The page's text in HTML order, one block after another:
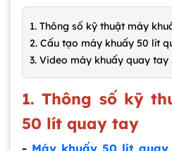
1. Thông số kỹ thuật máy
2. Cấu tạo máy khuấy 50 lít
3. Video máy khuấy quay tay
1. Thông số kỹ
50 lít quay tay
- Máy khuấy 50 lít